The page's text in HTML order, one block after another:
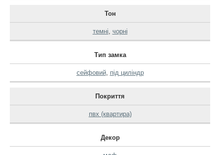
Тон
темні, чорні
Тип замка
сейфовий, під циліндр
Покриття
пвх (квартира)
Декор